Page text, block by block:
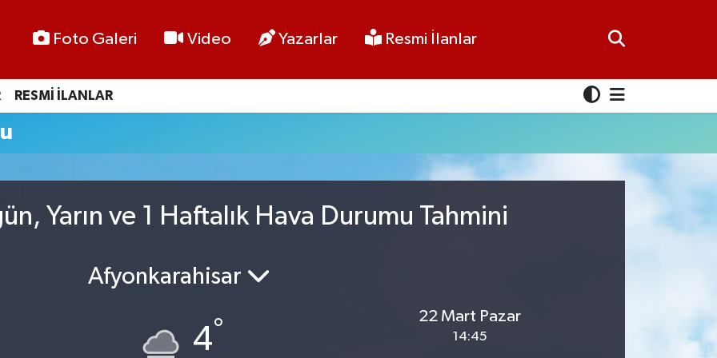
Foto Galeri Video Yazarlar Resmi İlanlar
RESMİ İLANLAR
Yarın ve 1 Haftalık Hava Durumu Tahmini
Afyonkarahisar
4°
22 Mart Pazar
14:45